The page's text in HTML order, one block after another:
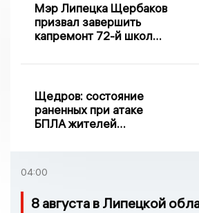
Мэр Липецка Щербаков
призвал завершить
капремонт 72-й школы
Щедров: состояние
раненных при атаке
БПЛА жителей
04:00
8 августа в Липецкой